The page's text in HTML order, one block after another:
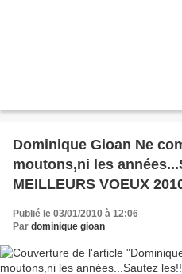
Dominique Gioan Ne
moutons,ni les
MEILLEURS VOEUX
Publié le 03/01/2010 à 12:06
Par dominique gioan